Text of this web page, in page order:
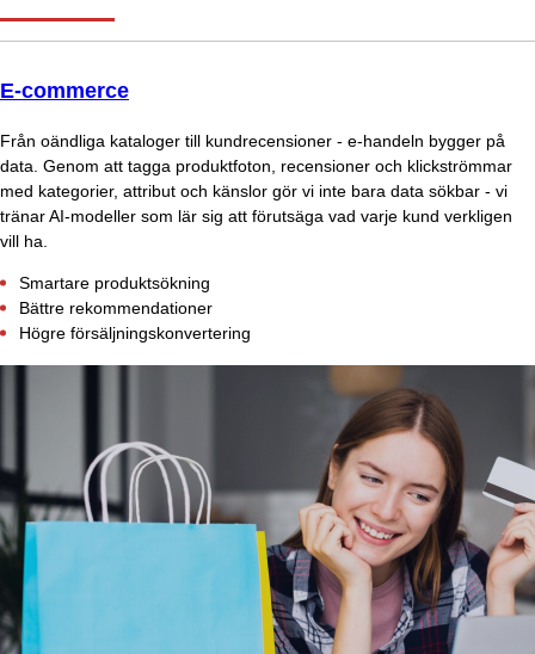
E-commerce
Från oändliga kataloger till kundrecensioner - e-handeln bygger på
data. Genom att tagga produktfoton, recensioner och klickströmmar
med kategorier, attribut och känslor gör vi inte bara data sökbar - vi
tränar AI-modeller som lär sig att förutsäga vad varje kund verkligen
vill ha.
Smartare produktsökning
Bättre rekommendationer
Högre försäljningskonvertering